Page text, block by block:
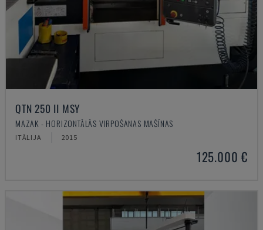
QTN 250 II MSY
MAZAK - HORIZONTĀLĀS VIRPOŠANAS MAŠĪNAS
ITĀLIJA 2015
125.000 €